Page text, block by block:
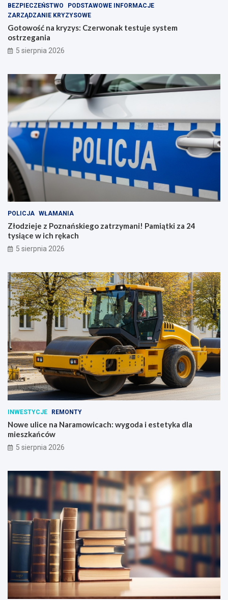
BEZPIECZEŃSTWO
PODSTAWOWE INFORMACJE
ZARZĄDZANIE KRYZYSOWE
Gotowość na kryzys: Czerwonak testuje system
ostrzegania
5 sierpnia 2026
POLICJA WŁAMANIA
Złodzieje z Poznańskiego zatrzymani! Pamiątki za 24
tysiące w ich rękach
5 sierpnia 2026
INWESTYCJE REMONTY
Nowe ulice na Naramowicach: wygoda i estetyka dla
mieszkańców
5 sierpnia 2026